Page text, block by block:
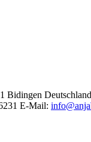
Bidingen Deutschland
E-Mail: